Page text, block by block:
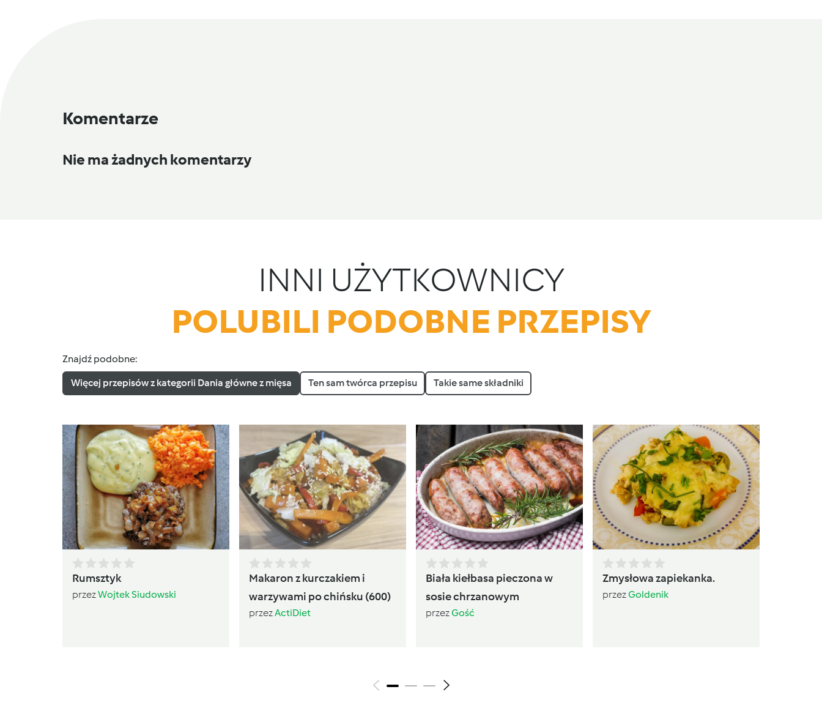
Komentarze
Nie ma żadnych komentarzy
INNI UŻYTKOWNICY
POLUBILI PODOBNE PRZEPISY
Znajdź podobne:
Więcej przepisów z kategorii Dania główne z mięsa Ten sam twórca przepisu Takie same składniki
Rumsztyk
przezWojtek Siudowski
Makaron z kurczakiem i
warzywami po chińsku (600)
przezActiDiet
Biała kiełbasa pieczona w
sosie chrzanowym
przezGość
Zmysłowa zapiekanka.
przezGoldenik